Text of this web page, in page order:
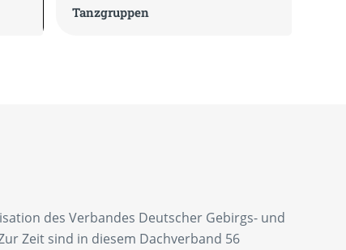
Tanzgruppen
des Verbandes Deutscher Gebirgs- und
Zeit sind in diesem Dachverband 56